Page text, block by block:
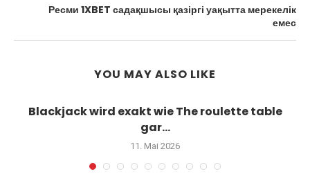
Ресми 1XBET садақшысы қазіргі уақытта мерекелік
емес
YOU MAY ALSO LIKE
Blackjack wird exakt wie The roulette table
gar...
11. Mai 2026